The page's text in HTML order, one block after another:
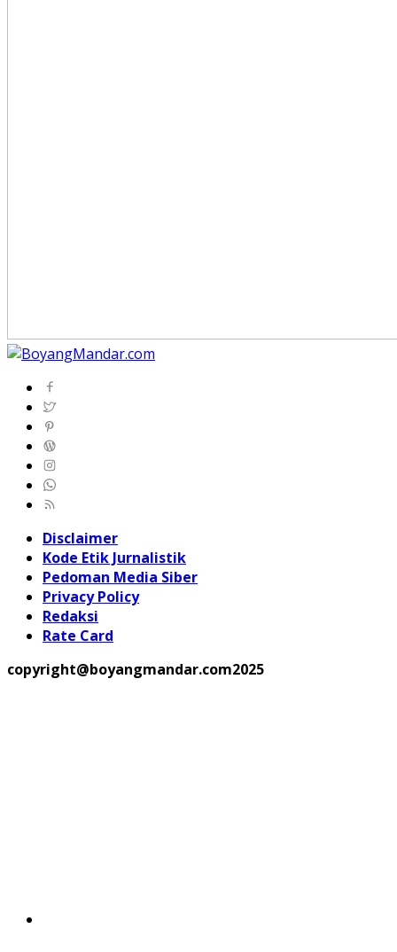
Disclaimer
Kode Etik Jurnalistik
Pedoman Media Siber
Privacy Policy
Redaksi
Rate Card
copyright@boyangmandar.com2025